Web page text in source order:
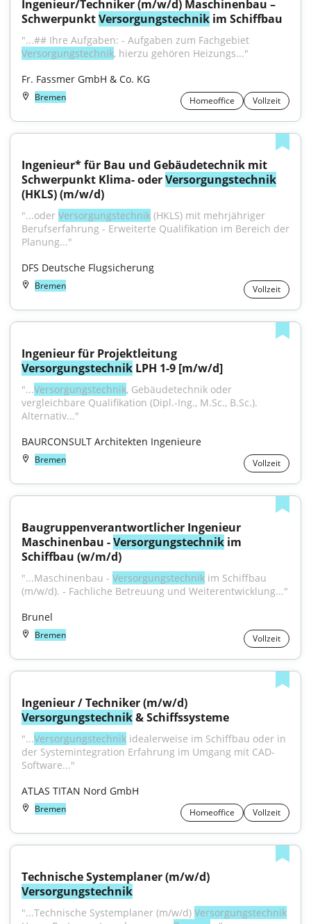
Ingenieur/Techniker (m/w/d) Maschinenbau –
Schwerpunkt Versorgungstechnik im Schiffbau
Versorgungstechnik, hierzu gehören Heizungs..."
Fr. Fassmer GmbH & Co. KG
Bremen Homeoffice Vollzeit
Ingenieur* für Bau und Gebäudetechnik mit
Schwerpunkt Klima- oder Versorgungstechnik
(HKLS) (m/w/d)
"...oder Versorgungstechnik (HKLS) mit mehrjähriger
Berufserfahrung - Erweiterte Qualifikation im Bereich der
Planung..."
DFS Deutsche Flugsicherung
Bremen Vollzeit
Versorgungstechnik LPH 1-9 [m/w/d]
"...Versorgungstechnik, Gebäudetechnik oder
vergleichbare Qualifikation (Dipl.-Ing., M.Sc., B.Sc.).
Alternativ..."
BAURCONSULT Architekten Ingenieure
Bremen Vollzeit
Baugruppenverantwortlicher Ingenieur
Maschinenbau - Versorgungstechnik im
Schiffbau (w/m/d)
"...Maschinenbau - Versorgungstechnik im Schiffbau
(m/w/d). - Fachliche Betreuung und Weiterentwicklung..."
Brunel
Bremen Vollzeit
Versorgungstechnik & Schiffssysteme
"...Versorgungstechnik idealerweise im Schiffbau oder in
der Systemintegration Erfahrung im Umgang mit CAD-
Software..."
ATLAS TITAN Nord GmbH
Bremen Homeoffice Vollzeit
Versorgungstechnik
"...Technische Systemplaner (m/w/d) Versorgungstechnik